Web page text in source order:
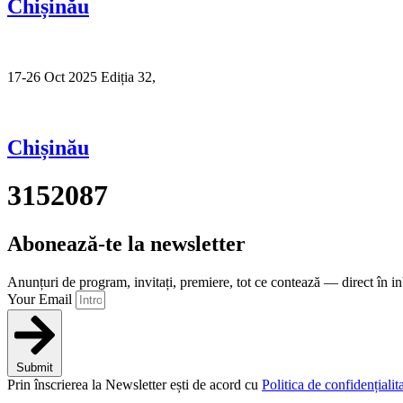
Chișinău
17-26 Oct 2025 Ediția 32,
Chișinău
3152087
Abonează-te la newsletter
Anunțuri de program, invitați, premiere, tot ce contează — direct în
Your Email
Submit
Prin înscrierea la Newsletter ești de acord cu Politica de